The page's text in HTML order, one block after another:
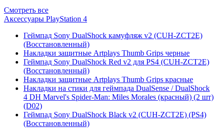
Смотреть все
Аксессуары PlayStation 4
Геймпад Sony DualShock камуфляж v2 (CUH-ZCT2E)
(Восстановленный)
Накладки защитные Artplays Thumb Grips черные
Геймпад Sony DualShock Red v2 для PS4 (CUH-ZCT2E)
(Восстановленный)
Накладки защитные Artplays Thumb Grips красные
Накладки на стики для геймпада DualSense / DualShock
4 DH Marvel's Spider-Man: Miles Morales (красный) (2 шт)
(D02)
Геймпад Sony DualShock Black v2 (CUH-ZCT2E) (PS4)
(Восстановленный)